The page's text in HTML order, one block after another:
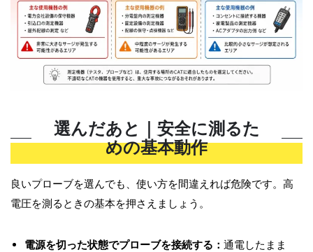
選んだあと｜安全に測るた
めの基本動作
良いプローブを選んでも、使い方を間違えれば危険です。高
電圧を測るときの基本を押さえましょう。
電源を切った状態でプローブを接続する： 通電したまま